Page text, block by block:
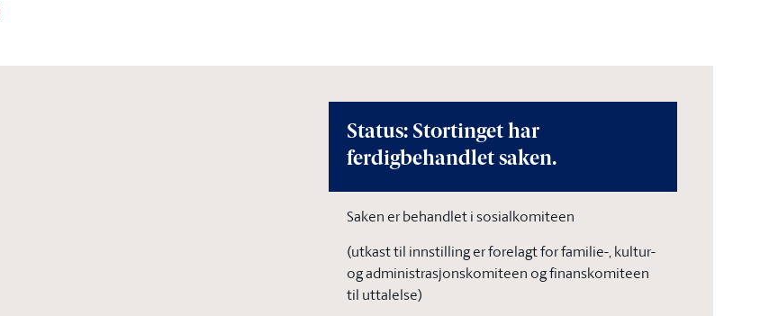
Status: Stortinget har
ferdigbehandlet saken.
Saken er behandlet i sosialkomiteen
(utkast til innstilling er forelagt for familie-, kultur-
og administrasjonskomiteen og finanskomiteen
til uttalelse)